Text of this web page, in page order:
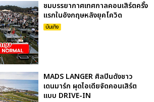
ชมบรรยากาศเทศกาลคอนเสิร์ตครั้ง
แรกในอังกฤษหลังยุคโควิด
บันเทิง
MADS LANGER ศิลปินดังชาว
เดนมาร์ก ผุดไอเดียจัดคอนเสิร์ต
แบบ DRIVE-IN